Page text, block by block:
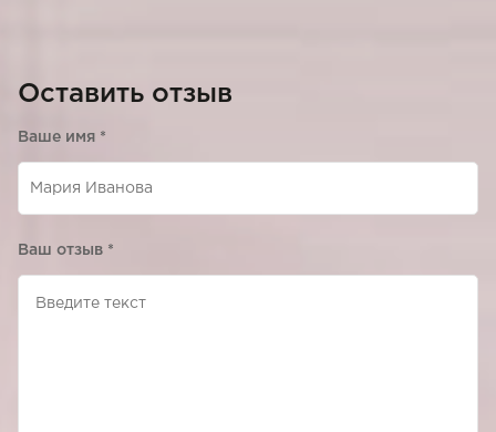
Оставить отзыв
Ваше имя *
Ваш отзыв *